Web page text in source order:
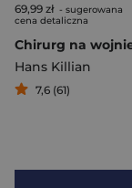
69,99 zł - sugerowana
cena detaliczna
Hans Killian
7,6 (61)